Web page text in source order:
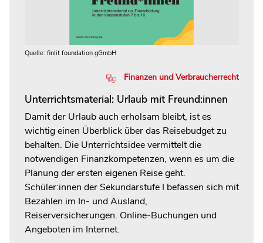
Quelle: finlit foundation gGmbH
Finanzen und Verbraucherrecht
Unterrichtsmaterial: Urlaub mit Freund:innen
Damit der Urlaub auch erholsam bleibt, ist es
wichtig einen Überblick über das Reisebudget zu
behalten. Die Unterrichtsidee vermittelt die
notwendigen Finanzkompetenzen, wenn es um die
Planung der ersten eigenen Reise geht.
Schüler:innen der Sekundarstufe I befassen sich mit
Bezahlen im In- und Ausland,
Reiserversicherungen. Online-Buchungen und
Angeboten im Internet.